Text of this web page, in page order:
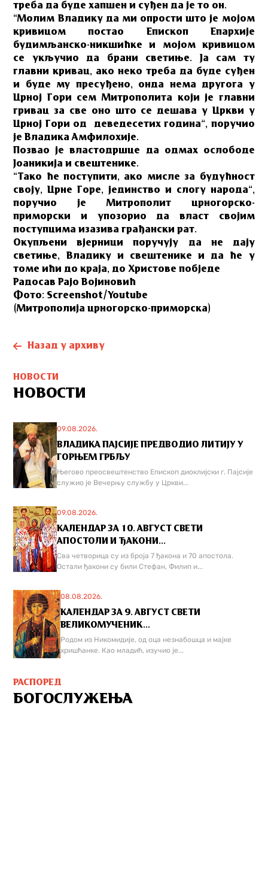
треба да буде хапшен и суђен да је то он.
“Молим Владику да ми опрости што је мојом
кривицом постао Епископ Епархије
будимљанско-никшићке и мојом кривицом
се укључио да брани светиње. Ја сам ту
главни кривац, ако неко треба да буде суђен
и буде му пресуђено, онда нема другога у
Црној Гори сем Митрополита који је главни
гривац за све оно што се дешава у Цркви у
Црној Гори од деведесетих година”, поручио
је Владика Амфилохије.
Позвао је властодршце да одмах ослободе
Јоаникија и свештенике.
“Тако ће поступити, ако мисле за будућност
своју, Црне Горе, јединство и слогу народа”,
поручио је Митрополит црногорско-
приморски и упозорио да власт својим
поступцима изазива грађански рат.
Окупљени вјерници поручују да не дају
светиње, Владику и свештенике и да ће у
томе ићи до краја, до Христове побједе
Радосав Рајо Војиновић
Фото: Screenshot/Youtube
(Митрополија црногорско-приморска)
Назад у архиву
НОВОСТИ
НОВОСТИ
09.08.2026.
ВЛАДИКА ПАЈСИЈЕ ПРЕДВОДИО ЛИТИЈУ У
ГОРЊЕМ ГРБЉУ
Његово преосвештенство Епископ диоклијски г. Пајсије
служио је Вечерњу службу у Цркви...
09.08.2026.
КАЛЕНДАР ЗА 10. АВГУСТ СВЕТИ
АПОСТОЛИ И ЂАКОНИ...
Сва четворица су из броја 7 ђакона и 70 апостола.
Остали ђакони су били Стефан, Филип и...
08.08.2026.
КАЛЕНДАР ЗА 9. АВГУСТ СВЕТИ
ВЕЛИКОМУЧЕНИК...
Родом из Никомидије, од оца незнабошца и мајке
хришћанке. Као младић, изучио је...
РАСПОРЕД
БОГОСЛУЖЕЊА